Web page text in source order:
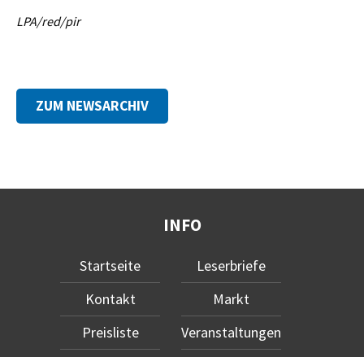
LPA/red/pir
ZUM NEWSARCHIV
INFO
Startseite
Kontakt
Preisliste
Leserbriefe
Markt
Veranstaltungen